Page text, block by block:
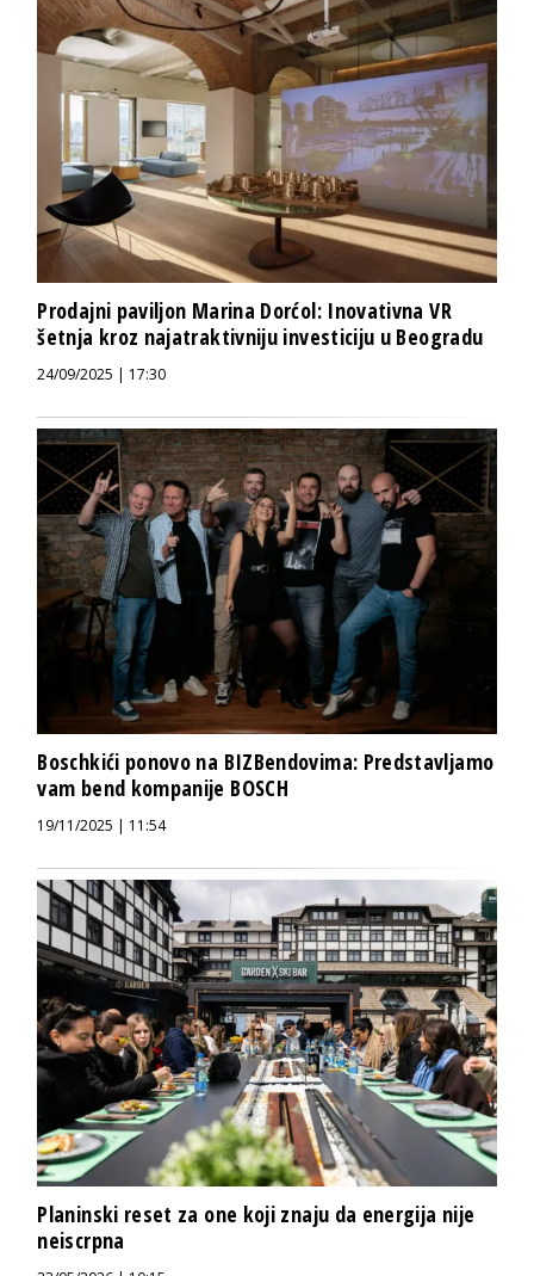
Prodajni paviljon Marina Dorćol: Inovativna VR
šetnja kroz najatraktivniju investiciju u Beogradu
24/09/2025 | 17:30
Boschkići ponovo na BIZBendovima: Predstavljamo
vam bend kompanije BOSCH
19/11/2025 | 11:54
Planinski reset za one koji znaju da energija nije
neiscrpna